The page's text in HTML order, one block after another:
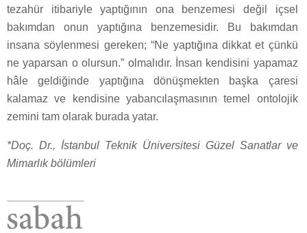
tezahür itibariyle yaptığının ona benzemesi değil içsel
bakımdan onun yaptığına benzemesidir. Bu bakımdan
insana söylenmesi gereken; “Ne yaptığına dikkat et çünkü
ne yaparsan o olursun.” olmalıdır. İnsan kendisini yapamaz
hâle geldiğinde yaptığına dönüşmekten başka çaresi
kalamaz ve kendisine yabancılaşmasının temel ontolojik
zemini tam olarak burada yatar.
*Doç. Dr., İstanbul Teknik Üniversitesi Güzel Sanatlar ve
Mimarlık bölümleri